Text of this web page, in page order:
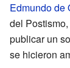
Edmundo de
del
publicar un
se hicieron